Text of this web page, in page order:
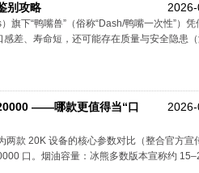
别攻略
下“鸭嘴兽”（俗称“Dash/鸭嘴一次性”）
差、寿命短，还可能存在质量与安全隐患（
——哪款更值得当“口
款 20K 设备的核心参数对比（整合官方宣
口。烟油容量：冰熊多数版本宣称约